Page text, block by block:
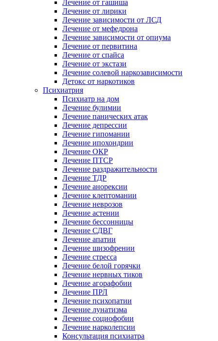
Лечение от гашиша
Лечение от лирики
Лечение зависимости от ЛСД
Лечение от мефедрона
Лечение зависимости от опиума
Лечение от первитина
Лечение от спайса
Лечение от экстази
Лечение солевой наркозависимости
Детокс от наркотиков
Психиатрия
Психиатр на дом
Лечение булимии
Лечение панических атак
Лечение депрессии
Лечение гипомании
Лечение ипохондрии
Лечение ОКР
Лечение ПТСР
Лечение раздражительности
Лечение ТДР
Лечение анорексии
Лечение клептомании
Лечение неврозов
Лечение астении
Лечение бессонницы
Лечение СДВГ
Лечение апатии
Лечение шизофрении
Лечение стресса
Лечение белой горячки
Лечение нервных тиков
Лечение агорафобии
Лечение ПРЛ
Лечение психопатии
Лечение лунатизма
Лечение социофобии
Лечение нарколепсии
Консультация психиатра